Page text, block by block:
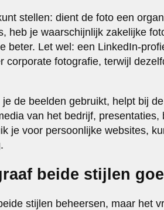
stellen: dient de foto een
heb je waarschijnlijk zakelijke
beter. Let wel: een LinkedIn-
corporate fotografie, terwijl
de beelden gebruikt, helpt bij
van het bedrijf,
je voor persoonlijke websites,
beide stijlen
stijlen beheersen, maar het